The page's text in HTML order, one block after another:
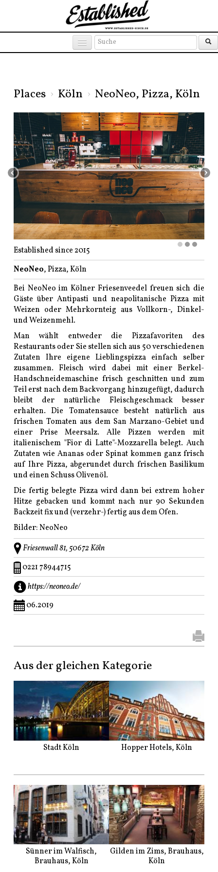
Places › Köln › NeoNeo, Pizza, Köln
‹ ›
Established since 2015
NeoNeo, Pizza, Köln
Bei NeoNeo im Kölner Friesenveedel freuen sich die
Gäste über Antipasti und neapolitanische Pizza mit
Weizen oder Mehrkornteig aus Vollkorn-, Dinkel-
und Weizenmehl.
Man wählt entweder die Pizzafavoriten des
Restaurants oder Sie stellen sich aus 50 verschiedenen
Zutaten Ihre eigene Lieblingspizza einfach selber
zusammen. Fleisch wird dabei mit einer Berkel-
Handschneidemaschine frisch geschnitten und zum
Teil erst nach dem Backvorgang hinzugefügt, dadurch
bleibt der natürliche Fleischgeschmack besser
erhalten. Die Tomatensauce besteht natürlich aus
frischen Tomaten aus dem San Marzano-Gebiet und
einer Prise Meersalz. Alle Pizzen werden mit
italienischem "Fior di Latte"-Mozzarella belegt. Auch
Zutaten wie Ananas oder Spinat kommen ganz frisch
auf Ihre Pizza, abgerundet durch frischen Basilikum
und einen Schuss Olivenöl.
Die fertig belegte Pizza wird dann bei extrem hoher
Hitze gebacken und kommt nach nur 90 Sekunden
Backzeit fix und (verzehr-) fertig aus dem Ofen.
Bilder: NeoNeo
Friesenwall 81, 50672 Köln
0221 78944715
https://neoneo.de/
06.2019
Aus der gleichen Kategorie
Stadt Köln Hopper Hotels, Köln
Sünner im Walfisch,
Brauhaus, Köln
Gilden im Zims, Brauhaus,
Köln